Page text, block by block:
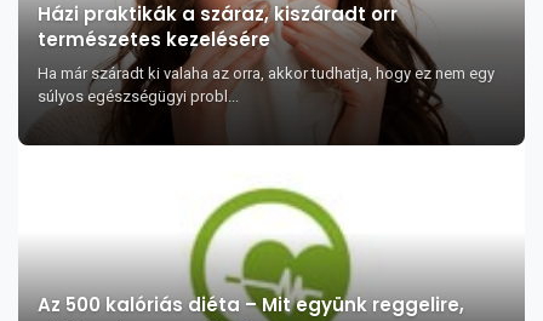
Házi praktikák a száraz, kiszáradt orr
természetes kezelésére
Ha már száradt ki valaha az orra, akkor tudhatja, hogy ez nem egy
súlyos egészségügyi probl...
Az 500 kalóriás diéta – Mit együnk reggelire,